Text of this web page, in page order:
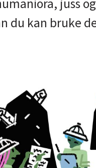
juss
du kan bruke